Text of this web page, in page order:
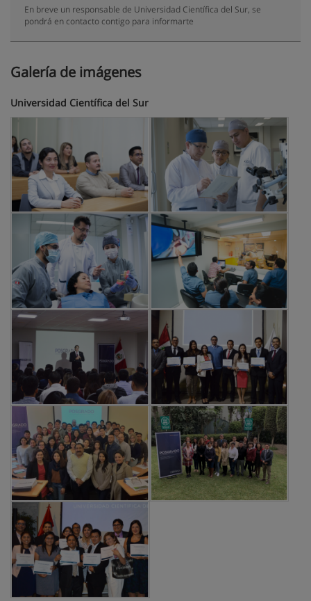
En breve un responsable de Universidad Científica del Sur, se
pondrá en contacto contigo para informarte
Galería de imágenes
Universidad Científica del Sur